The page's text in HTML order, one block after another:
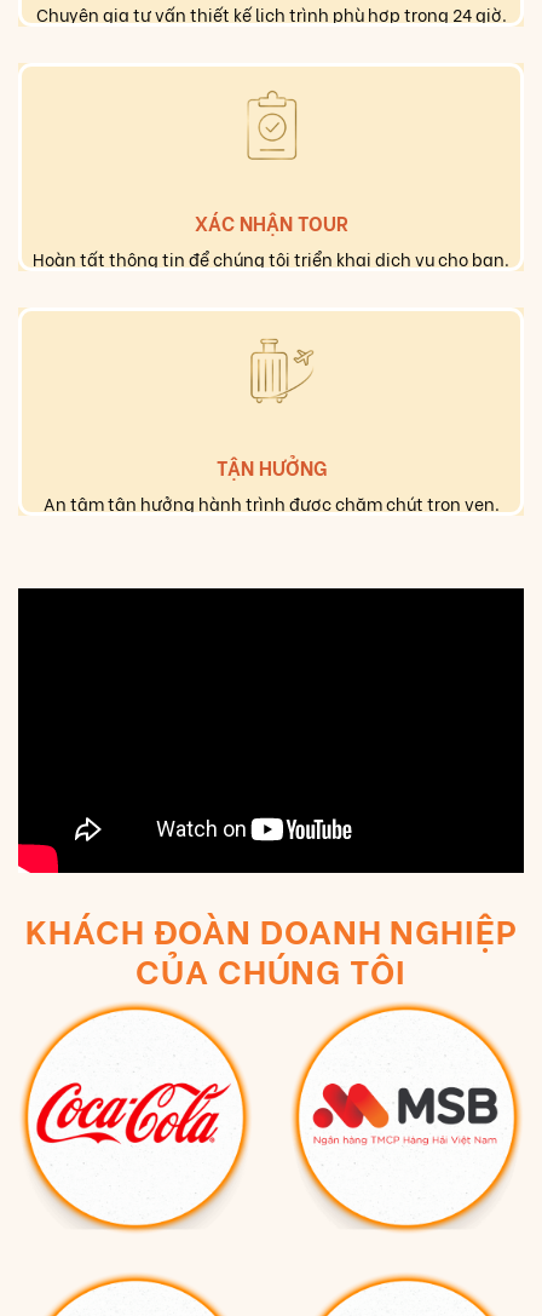
Chuyên gia tư vấn thiết kế lịch trình phù hợp trong 24 giờ.
XÁC NHẬN TOUR
Hoàn tất thông tin để chúng tôi triển khai dịch vụ cho bạn.
TẬN HƯỞNG
An tâm tận hưởng hành trình được chăm chút trọn vẹn.
KHÁCH ĐOÀN DOANH NGHIỆP
CỦA CHÚNG TÔI